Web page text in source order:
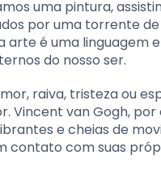
uma pintura,
por uma torrente
é uma linguagem
do nosso ser.
raiva, tristeza ou
Vincent van Gogh,
e cheias de
contato com suas